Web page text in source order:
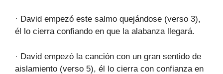
· David empezó este salmo quejándose (verso 3),
él lo cierra confiando en que la alabanza llegará.
· David empezó la canción con un gran sentido de
aislamiento (verso 5), él lo cierra con confianza en